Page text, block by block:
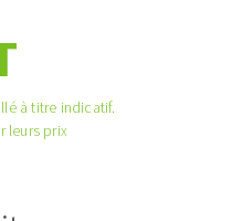
SURFACE
à titre indicatif.
leurs prix